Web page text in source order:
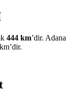
444 km’dir. Adana